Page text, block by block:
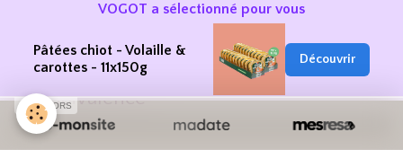
Ambivalence
VOGOT a sélectionné pour vous
Pâtées chiot - Volaille &
carottes - 11x150g
Découvrir
SPONSORS